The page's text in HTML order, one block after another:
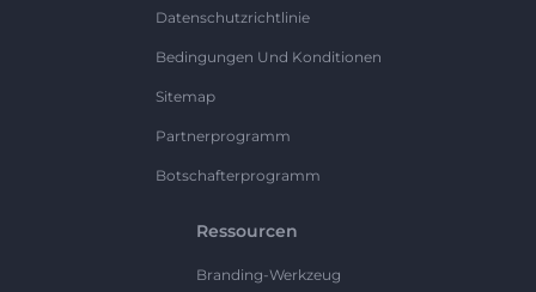
Datenschutzrichtlinie
Bedingungen Und Konditionen
Sitemap
Partnerprogramm
Botschafterprogramm
Ressourcen
Branding-Werkzeug